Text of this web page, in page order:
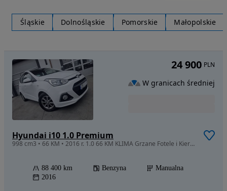
Śląskie Dolnośląskie Pomorskie Małopolskie
Hyundai i10 1.0 Premium
998 cm3 • 66 KM • 2016 r. 1.0 66 KM KLIMA Grzane Fotele i Kierownica Czujniki Parkowania
88 400 km Benzyna
Manualna
2016
24 900 PLN
W granicach średniej